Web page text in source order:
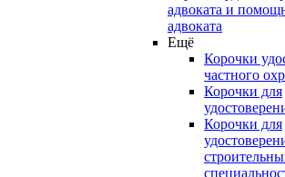
адвоката и
адвоката
Ещё
Корочки
частного
Корочки для
Корочки для